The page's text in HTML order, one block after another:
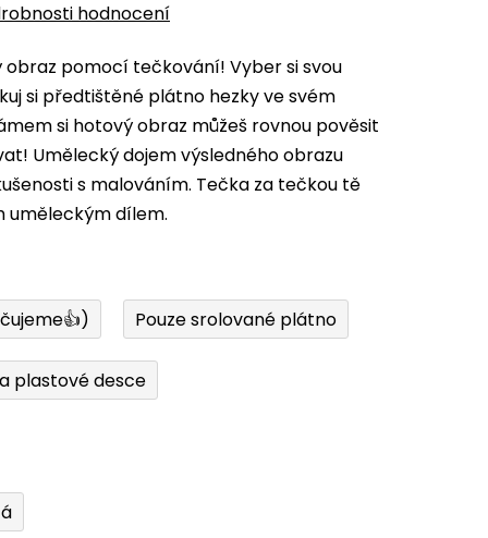
hodnocení
obraz pomocí tečkování! Vyber si svou
si předtištěné plátno hezky ve svém
si hotový obraz můžeš rovnou pověsit
Umělecký dojem výsledného obrazu
s malováním. Tečka za tečkou tě
dílem.
Pouze srolované plátno
plastové desce